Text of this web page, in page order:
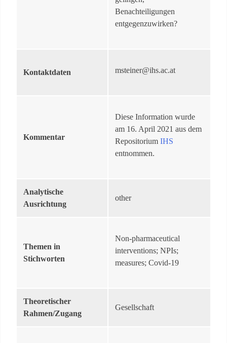
Benachteiligungen
entgegenzuwirken?
Kontaktdaten msteiner@ihs.ac.at
Kommentar
Diese Information wurde
am 16. April 2021 aus dem
Repositorium IHS
entnommen.
Analytische
Ausrichtung
other
Themen in
Stichworten
Non-pharmaceutical
interventions; NPIs;
measures; Covid-19
Theoretischer
Rahmen/Zugang
Gesellschaft